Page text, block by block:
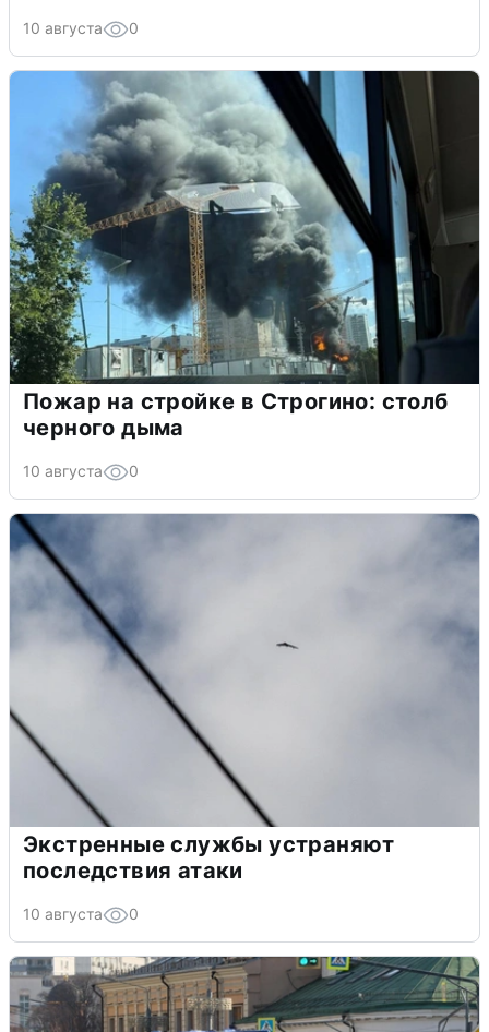
10 августа 0
Пожар на стройке в Строгино: столб
черного дыма
10 августа 0
Экстренные службы устраняют
последствия атаки
10 августа 0